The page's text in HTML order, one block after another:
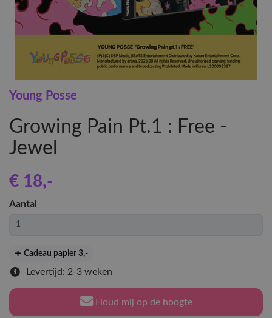
Young Posse
Growing Pain Pt.1 : Free -
Jewel
€ 18,-
Aantal
Cadeau papier 3,-
Levertijd: 2-3 weken
Houd mij op de hoogte